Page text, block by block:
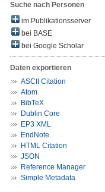
Suche nach Personen
im Publikationsserver
bei BASE
bei Google Scholar
Daten exportieren
ASCII Citation
Atom
BibTeX
Dublin Core
EP3 XML
EndNote
HTML Citation
JSON
Reference Manager
Simple Metadata